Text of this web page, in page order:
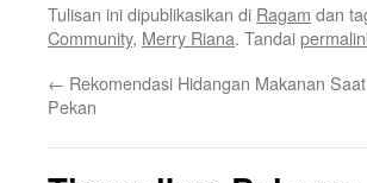
Tulisan ini dipublikasikan di Ragam dan
Community, Merry Riana. Tandai
← Rekomendasi Hidangan Makanan
Pekan